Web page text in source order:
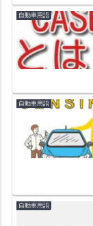
自動車用語
自動車用語
自動車用語